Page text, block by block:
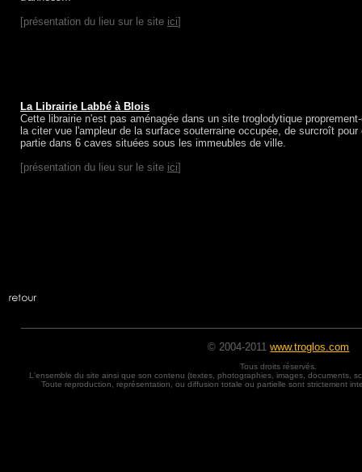
[présentation du lieu sur le site ici]
La Librairie Labbé à Blois
Cette librairie n'est pas aménagée dans un site troglodytique
la citer vue l'ampleur de la surface souterraine occupée, de surcroît
partie dans 6 caves situées sous les immeubles de ville.
[présentation du lieu sur le site ici]
© 2004-2011www.troglos.com
Tous droits réservés.
L'ensemble du site ainsi que son contenu (textes, photographies, images, documents,
Toute reproduction, représentation, ou diffusion totale ou partielle sont strictement